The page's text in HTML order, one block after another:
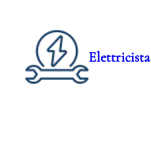
Elettricista